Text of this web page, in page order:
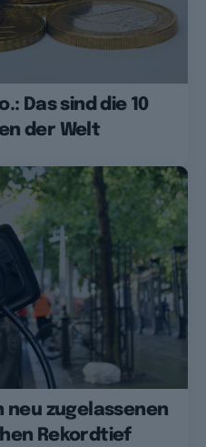
Das sind die 10
der Welt
neu zugelassenen
Rekordtief